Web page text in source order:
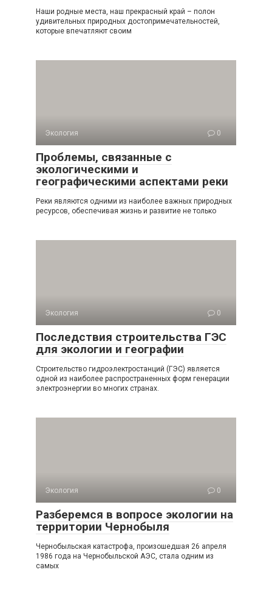
Наши родные места, наш прекрасный край – полон
удивительных природных достопримечательностей,
которые впечатляют своим
Экология 0
Проблемы, связанные с
экологическими и
географическими аспектами реки
Реки являются одними из наиболее важных природных
ресурсов, обеспечивая жизнь и развитие не только
Экология 0
Последствия строительства ГЭС
для экологии и географии
Строительство гидроэлектростанций (ГЭС) является
одной из наиболее распространенных форм генерации
электроэнергии во многих странах.
Экология 0
Разберемся в вопросе экологии на
территории Чернобыля
Чернобыльская катастрофа, произошедшая 26 апреля
1986 года на Чернобыльской АЭС, стала одним из
самых